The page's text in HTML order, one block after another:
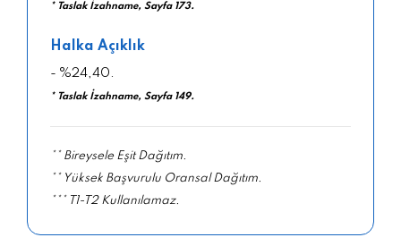
* Taslak İzahname, Sayfa 173.
Halka Açıklık
- %24,40.
* Taslak İzahname, Sayfa 149.
** Bireysele Eşit Dağıtım.
** Yüksek Başvurulu Oransal Dağıtım.
*** T1-T2 Kullanılamaz.